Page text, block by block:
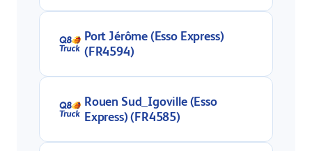
Port Jérôme (Esso Express)
(FR4594)
Rouen Sud_Igoville (Esso
Express) (FR4585)